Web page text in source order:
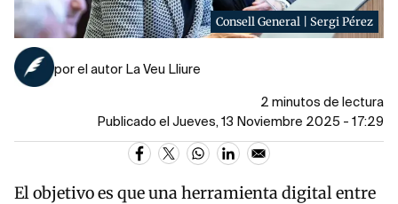
Consell General | Sergi Pérez
por el autor La Veu Lliure
2 minutos de lectura
Publicado el Jueves, 13 Noviembre 2025 - 17:29
El objetivo es que una herramienta digital entre